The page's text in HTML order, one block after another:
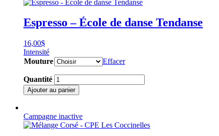
CAEM
Natation
artistique
Espresso – École de danse Tendanse
16,00$
Intensité
Mouture
Effacer
Quantité quantité
de
Espresso
École
de
danse
Ajouter au panier
Campagne inactive